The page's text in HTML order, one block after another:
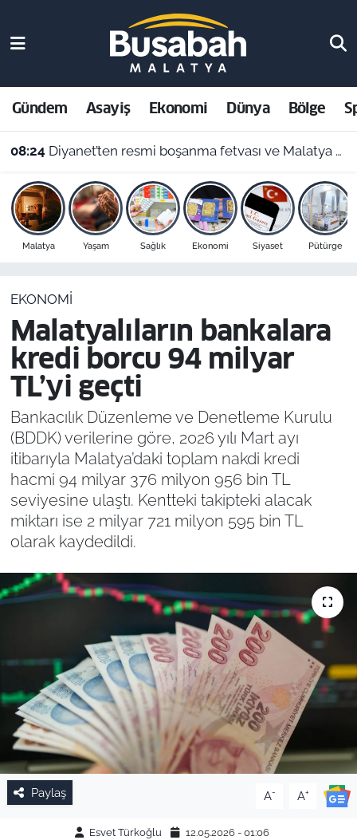
Gündem Asayiş Ekonomi Dünya Bölge
08:24 Diyanet’ten resmi boşanma fetvası ve Malatya namaz vakitleri
Malatya Yaşam Sağlık Ekonomi Siyaset Pütürge
EKONOMI
Malatyalıların bankalara
kredi borcu 94 milyar
TL’yi geçti
Bankacılık Düzenleme ve Denetleme Kurulu
(BDDK) verilerine göre, 2026 yılı Mart ayı
itibarıyla Malatya’daki toplam nakdi kredi
hacmi 94 milyar 376 milyon 956 bin TL
seviyesine ulaştı. Kentteki takipteki alacak
miktarı ise 2 milyar 721 milyon 595 bin TL
olarak kaydedildi.
Paylaş A- A+
Esvet Türkoğlu 12.05.2026 - 01:06
Asayiş
Ekonomi
Dünya
Bölge
Resmi İlanlar
Malatya Nöbetçi Eczaneler
Malatya Hava Durumu
Malatya Namaz Vakitleri
Malatya Trafik Yoğunluk Haritası
Süper Lig Puan Durumu ve Fikstür
Son Dakika Haberleri
Haber Arşivi